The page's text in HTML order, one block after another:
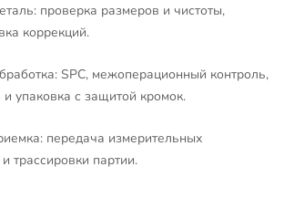
проверка размеров и чистоты,
коррекций.
SPC, межоперационный контроль,
и упаковка с защитой кромок.
передача измерительных
трассировки партии.